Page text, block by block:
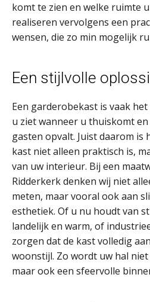
komt te zien en welke ruimte
realiseren vervolgens een
wensen, die zo min mogelijk
Een stijlvolle
Een garderobekast is vaak
u ziet wanneer u thuiskomt
gasten opvalt. Juist daarom is
kast niet alleen praktisch is,
van uw interieur. Bij een
Ridderkerk denken wij niet
meten, maar vooral ook aan
esthetiek. Of u nu houdt van
landelijk en warm, of
zorgen dat de kast volledig
woonstijl. Zo wordt uw hal
maar ook een sfeervolle